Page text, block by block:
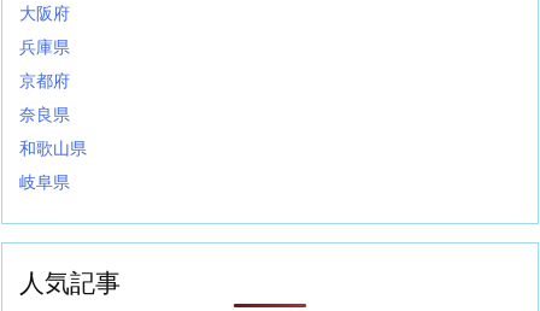
大阪府
兵庫県
京都府
奈良県
和歌山県
岐阜県
人気記事